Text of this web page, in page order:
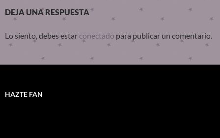
DEJA UNA RESPUESTA
Lo siento, debes estar conectado para publicar un comentario.
HAZTE FAN